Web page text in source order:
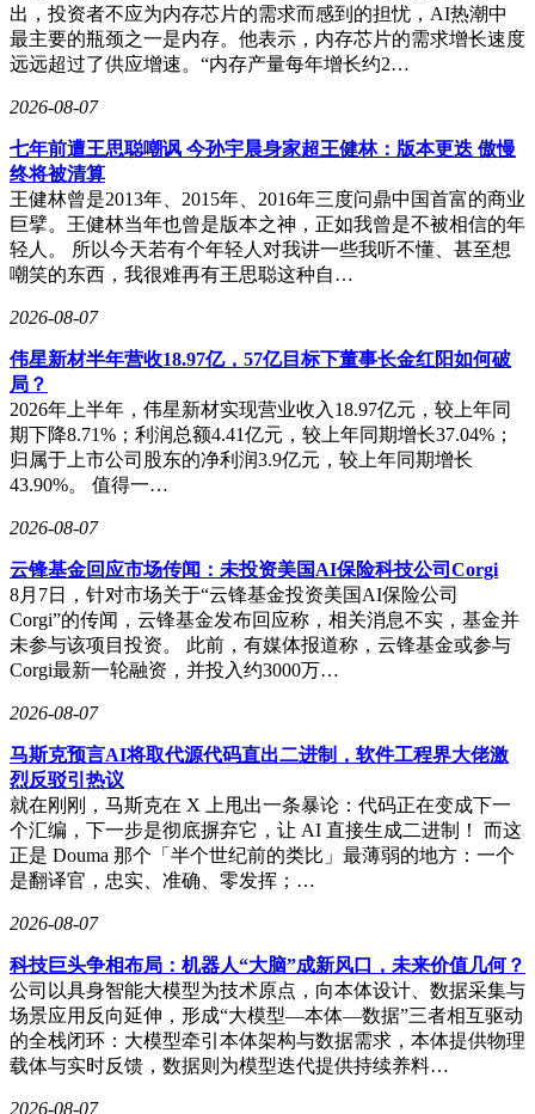
出，投资者不应为内存芯片的需求而感到的担忧，AI热潮中
最主要的瓶颈之一是内存。他表示，内存芯片的需求增长速度
远远超过了供应增速。“内存产量每年增长约2…
2026-08-07
七年前遭王思聪嘲讽 今孙宇晨身家超王健林：版本更迭 傲慢
终将被清算
王健林曾是2013年、2015年、2016年三度问鼎中国首富的商业
巨擘。王健林当年也曾是版本之神，正如我曾是不被相信的年
轻人。 所以今天若有个年轻人对我讲一些我听不懂、甚至想
嘲笑的东西，我很难再有王思聪这种自…
2026-08-07
伟星新材半年营收18.97亿，57亿目标下董事长金红阳如何破
局？
2026年上半年，伟星新材实现营业收入18.97亿元，较上年同
期下降8.71%；利润总额4.41亿元，较上年同期增长37.04%；
归属于上市公司股东的净利润3.9亿元，较上年同期增长
43.90%。 值得一…
2026-08-07
云锋基金回应市场传闻：未投资美国AI保险科技公司Corgi
8月7日，针对市场关于“云锋基金投资美国AI保险公司
Corgi”的传闻，云锋基金发布回应称，相关消息不实，基金并
未参与该项目投资。 此前，有媒体报道称，云锋基金或参与
Corgi最新一轮融资，并投入约3000万…
2026-08-07
马斯克预言AI将取代源代码直出二进制，软件工程界大佬激
烈反驳引热议
就在刚刚，马斯克在 X 上甩出一条暴论：代码正在变成下一
个汇编，下一步是彻底摒弃它，让 AI 直接生成二进制！ 而这
正是 Douma 那个「半个世纪前的类比」最薄弱的地方：一个
是翻译官，忠实、准确、零发挥；…
2026-08-07
科技巨头争相布局：机器人“大脑”成新风口，未来价值几何？
公司以具身智能大模型为技术原点，向本体设计、数据采集与
场景应用反向延伸，形成“大模型—本体—数据”三者相互驱动
的全栈闭环：大模型牵引本体架构与数据需求，本体提供物理
载体与实时反馈，数据则为模型迭代提供持续养料…
2026-08-07